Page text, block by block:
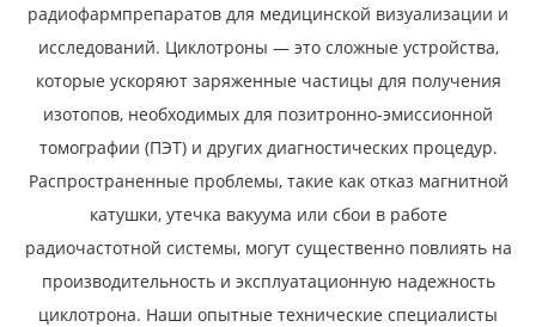
радиофармпрепаратов для медицинской визуализации и
исследований. Циклотроны — это сложные устройства,
которые ускоряют заряженные частицы для получения
изотопов, необходимых для позитронно-эмиссионной
томографии (ПЭТ) и других диагностических процедур.
Распространенные проблемы, такие как отказ магнитной
катушки, утечка вакуума или сбои в работе
радиочастотной системы, могут существенно повлиять на
производительность и эксплуатационную надежность
циклотрона. Наши опытные технические специалисты